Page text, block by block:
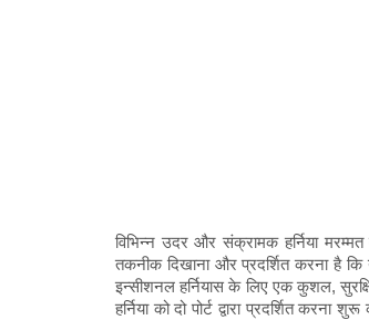
विभिन्न उदर और संक्रामक हर्निया
तकनीक दिखाना और प्रदर्शित करना है कि
इन्सीशनल हर्नियास के लिए एक कुशल,
हर्निया को दो पोर्ट द्वारा प्रदर्शित